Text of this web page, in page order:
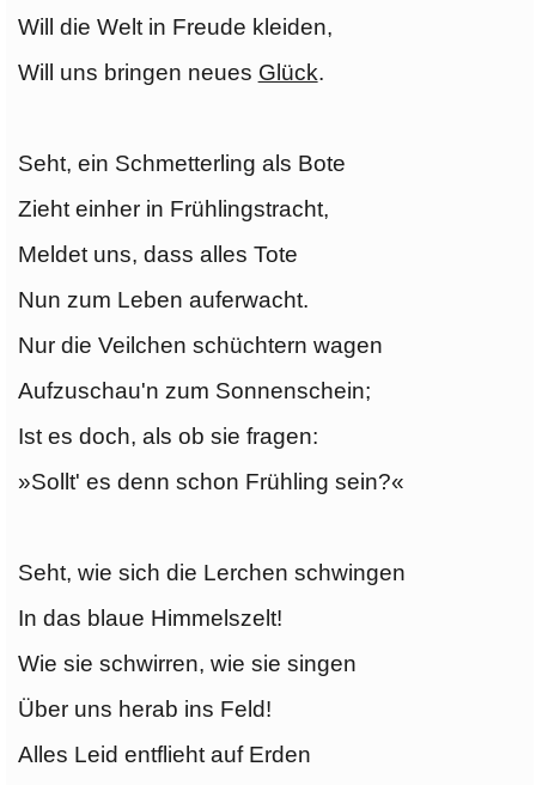
Will die Welt in Freude kleiden,
Will uns bringen neues Glück.
Seht, ein Schmetterling als Bote
Zieht einher in Frühlingstracht,
Meldet uns, dass alles Tote
Nun zum Leben auferwacht.
Nur die Veilchen schüchtern wagen
Aufzuschau'n zum Sonnenschein;
Ist es doch, als ob sie fragen:
»Sollt' es denn schon Frühling sein?«
Seht, wie sich die Lerchen schwingen
In das blaue Himmelszelt!
Wie sie schwirren, wie sie singen
Über uns herab ins Feld!
Alles Leid entflieht auf Erden